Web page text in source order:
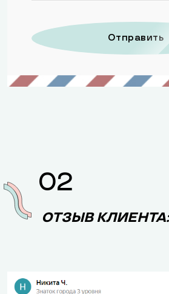
Отправить
02
ОТЗЫВ КЛИЕНТА: